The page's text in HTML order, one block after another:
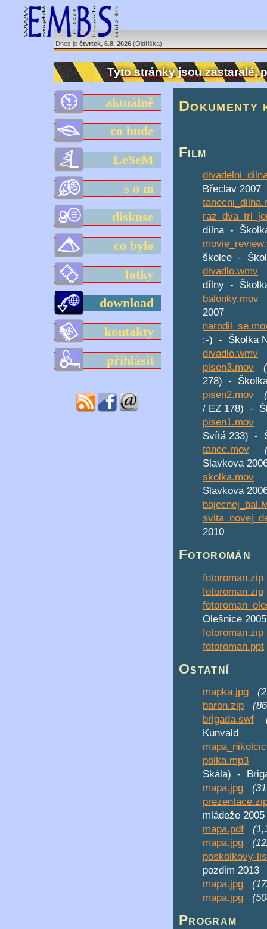
Dnes je čtvrtek, 6.8. 2026 (Oldřiška)
Tyto stránky jsou zastaralé,
aktuálně
co bude
LeSeM
s o m
diskuse
co bylo
fotky
download
kontakty
přihlásit
Dokumenty
Film
Břeclav 2007
dílna -
školce -
divadlo.wmv
dílny -
balonky.mov
2007
:-) - Školka
divadlo.wmv
pisen3.mov
278) -
pisen2.mov
/ EZ 178) -
pisen1.mov
Svítá 233) -
tanec.mov
Slavkova
skolka.mov
Slavkova
2010
Fotoromán
fotoroman.zip
fotoroman.zip
Olešnice 2005
fotoroman.zip
fotoroman.ppt
Ostatní
mapka.jpg
baron.zip
brigada.swf
Kunvald
polka.mp3
Skála) -
mapa.jpg
mládeže
mapa.pdf
mapa.jpg
poskolkovy-
pozdim 2013
mapa.jpg
mapa.jpg
Program